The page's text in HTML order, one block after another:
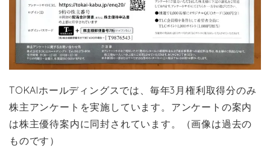
TOKAIホールディングスでは、毎年3月権利取得分のみ
株主アンケートを実施しています。アンケートの案内
は株主優待案内に同封されています。（画像は過去の
ものです）